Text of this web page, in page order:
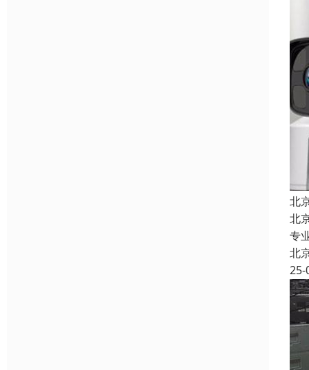
北
北
专
北
25-